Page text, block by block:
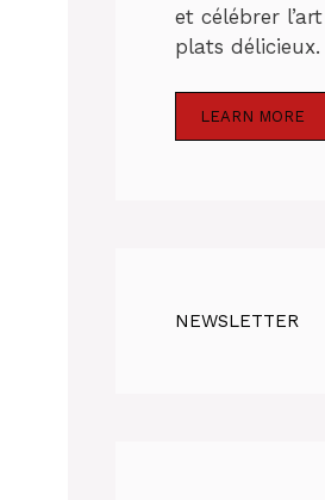
et célébrer
plats délicieux.
LEARN MORE
NEWSLETTER